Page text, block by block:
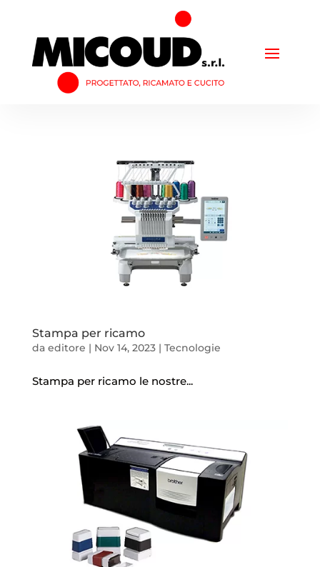
Stampa per ricamo
da editore | Nov 14, 2023| Tecnologie
Stampa per ricamo le nostre...